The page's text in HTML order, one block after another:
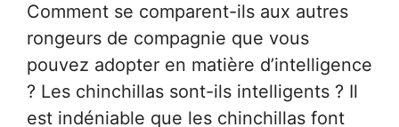
Comment se comparent-ils aux autres
rongeurs de compagnie que vous
pouvez adopter en matière d’intelligence
? Les chinchillas sont-ils intelligents ? Il
est indéniable que les chinchillas font